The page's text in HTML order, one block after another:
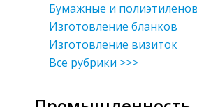
Бумажные и
Изготовление бланков
Изготовление визиток
Все рубрики >>>